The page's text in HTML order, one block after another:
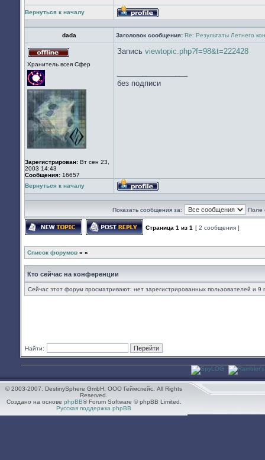
Вернуться к началу
Профиль
dada Заголовок сообщения: Re: Результаты Летнего
в
Хранитель всея Cфер
Зарегистрирован: Вт сен 23,
2003 14:43
Сообщения: 16657
Запись viewtopic.php?f=98&t=222428
без подписи
Вернуться к началу
Профиль
Показать сообщения за: Поле
Страница 1 из 1 [ 2 сообщения ]
Список форумов » »
Кто сейчас на конференции
Сейчас этот форум просматривают: нет зарегистрированных пользователей и 9
Найти:
© 2003-2007. DestinySphere GmbH, ООО Геймспейс. All Rights
Reserved.
Создано на основе phpBB® Forum Software © phpBB Limited.
Русская поддержка phpBB